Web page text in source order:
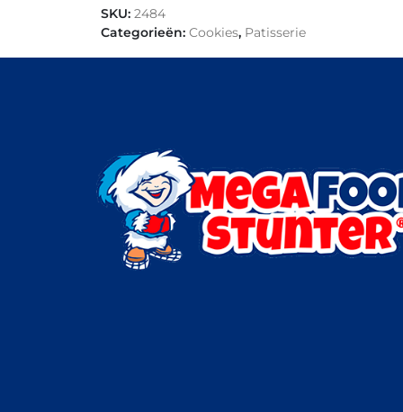
SKU: 2484
Categorieën: Cookies, Patisserie